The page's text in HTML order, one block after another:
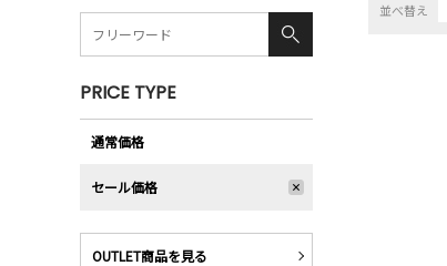
並べ替え
PRICE TYPE
通常価格
セール価格
OUTLET商品を見る